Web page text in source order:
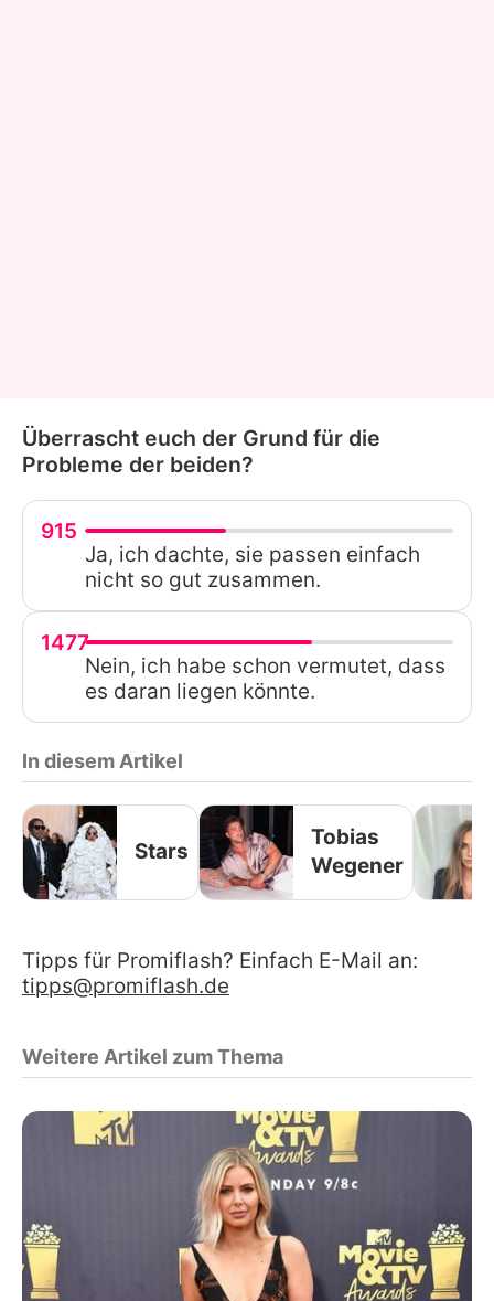
Überrascht euch der Grund für die
Probleme der beiden?
915
Ja, ich dachte, sie passen einfach
nicht so gut zusammen.
1477
Nein, ich habe schon vermutet, dass
es daran liegen könnte.
In diesem Artikel
Stars
Tobias
Wegener
Tipps für Promiflash? Einfach E-Mail an:
tipps@promiflash.de
Weitere Artikel zum Thema